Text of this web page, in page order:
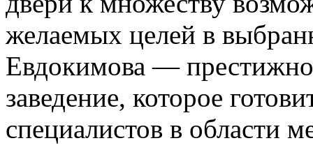
желаемых целей в
Евдокимова —
заведение, которое
специалистов в